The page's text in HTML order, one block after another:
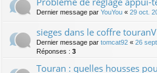
Dernier message par YouYou « 29 oct.
sieges dans le coffre
Dernier message par tomcat92 « 26
Réponses : 3
Touran : quelles housses